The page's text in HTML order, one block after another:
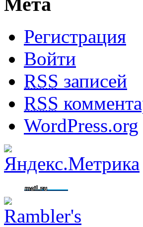
Регистрация
Войти
RSS записей
RSS
WordPress.org